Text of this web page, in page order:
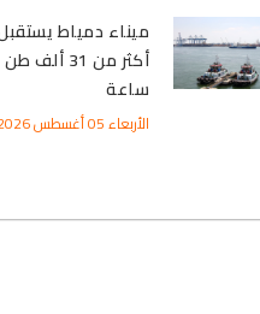
ساعة
الأربعاء 05 أغسطس 2026-09:49